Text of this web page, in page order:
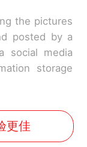
the pictures
posted by a
social media
storage
更佳